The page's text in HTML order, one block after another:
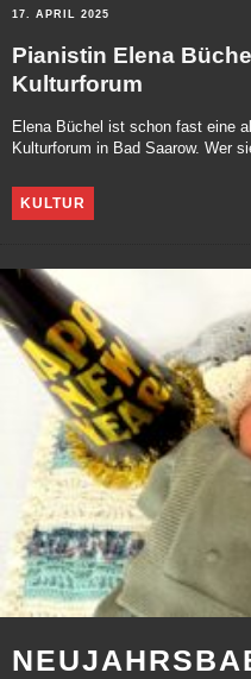
17. APRIL 2025
Pianistin Elena
Kulturforum
Elena Büchel ist schon fast eine
Kulturforum in Bad Saarow. Wer
KULTUR